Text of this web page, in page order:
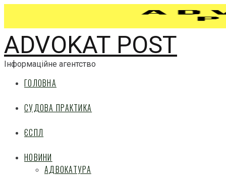
ADVOKAT POST
Інформаційне агентство
ГОЛОВНА
СУДОВА ПРАКТИКА
ЄСПЛ
НОВИНИ
АДВОКАТУРА